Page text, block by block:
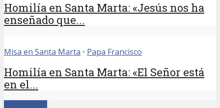
Homilía en Santa Marta: «Jesús nos ha
enseñado que...
Misa en Santa Marta • Papa Francisco
Homilía en Santa Marta: «El Señor está
en el...